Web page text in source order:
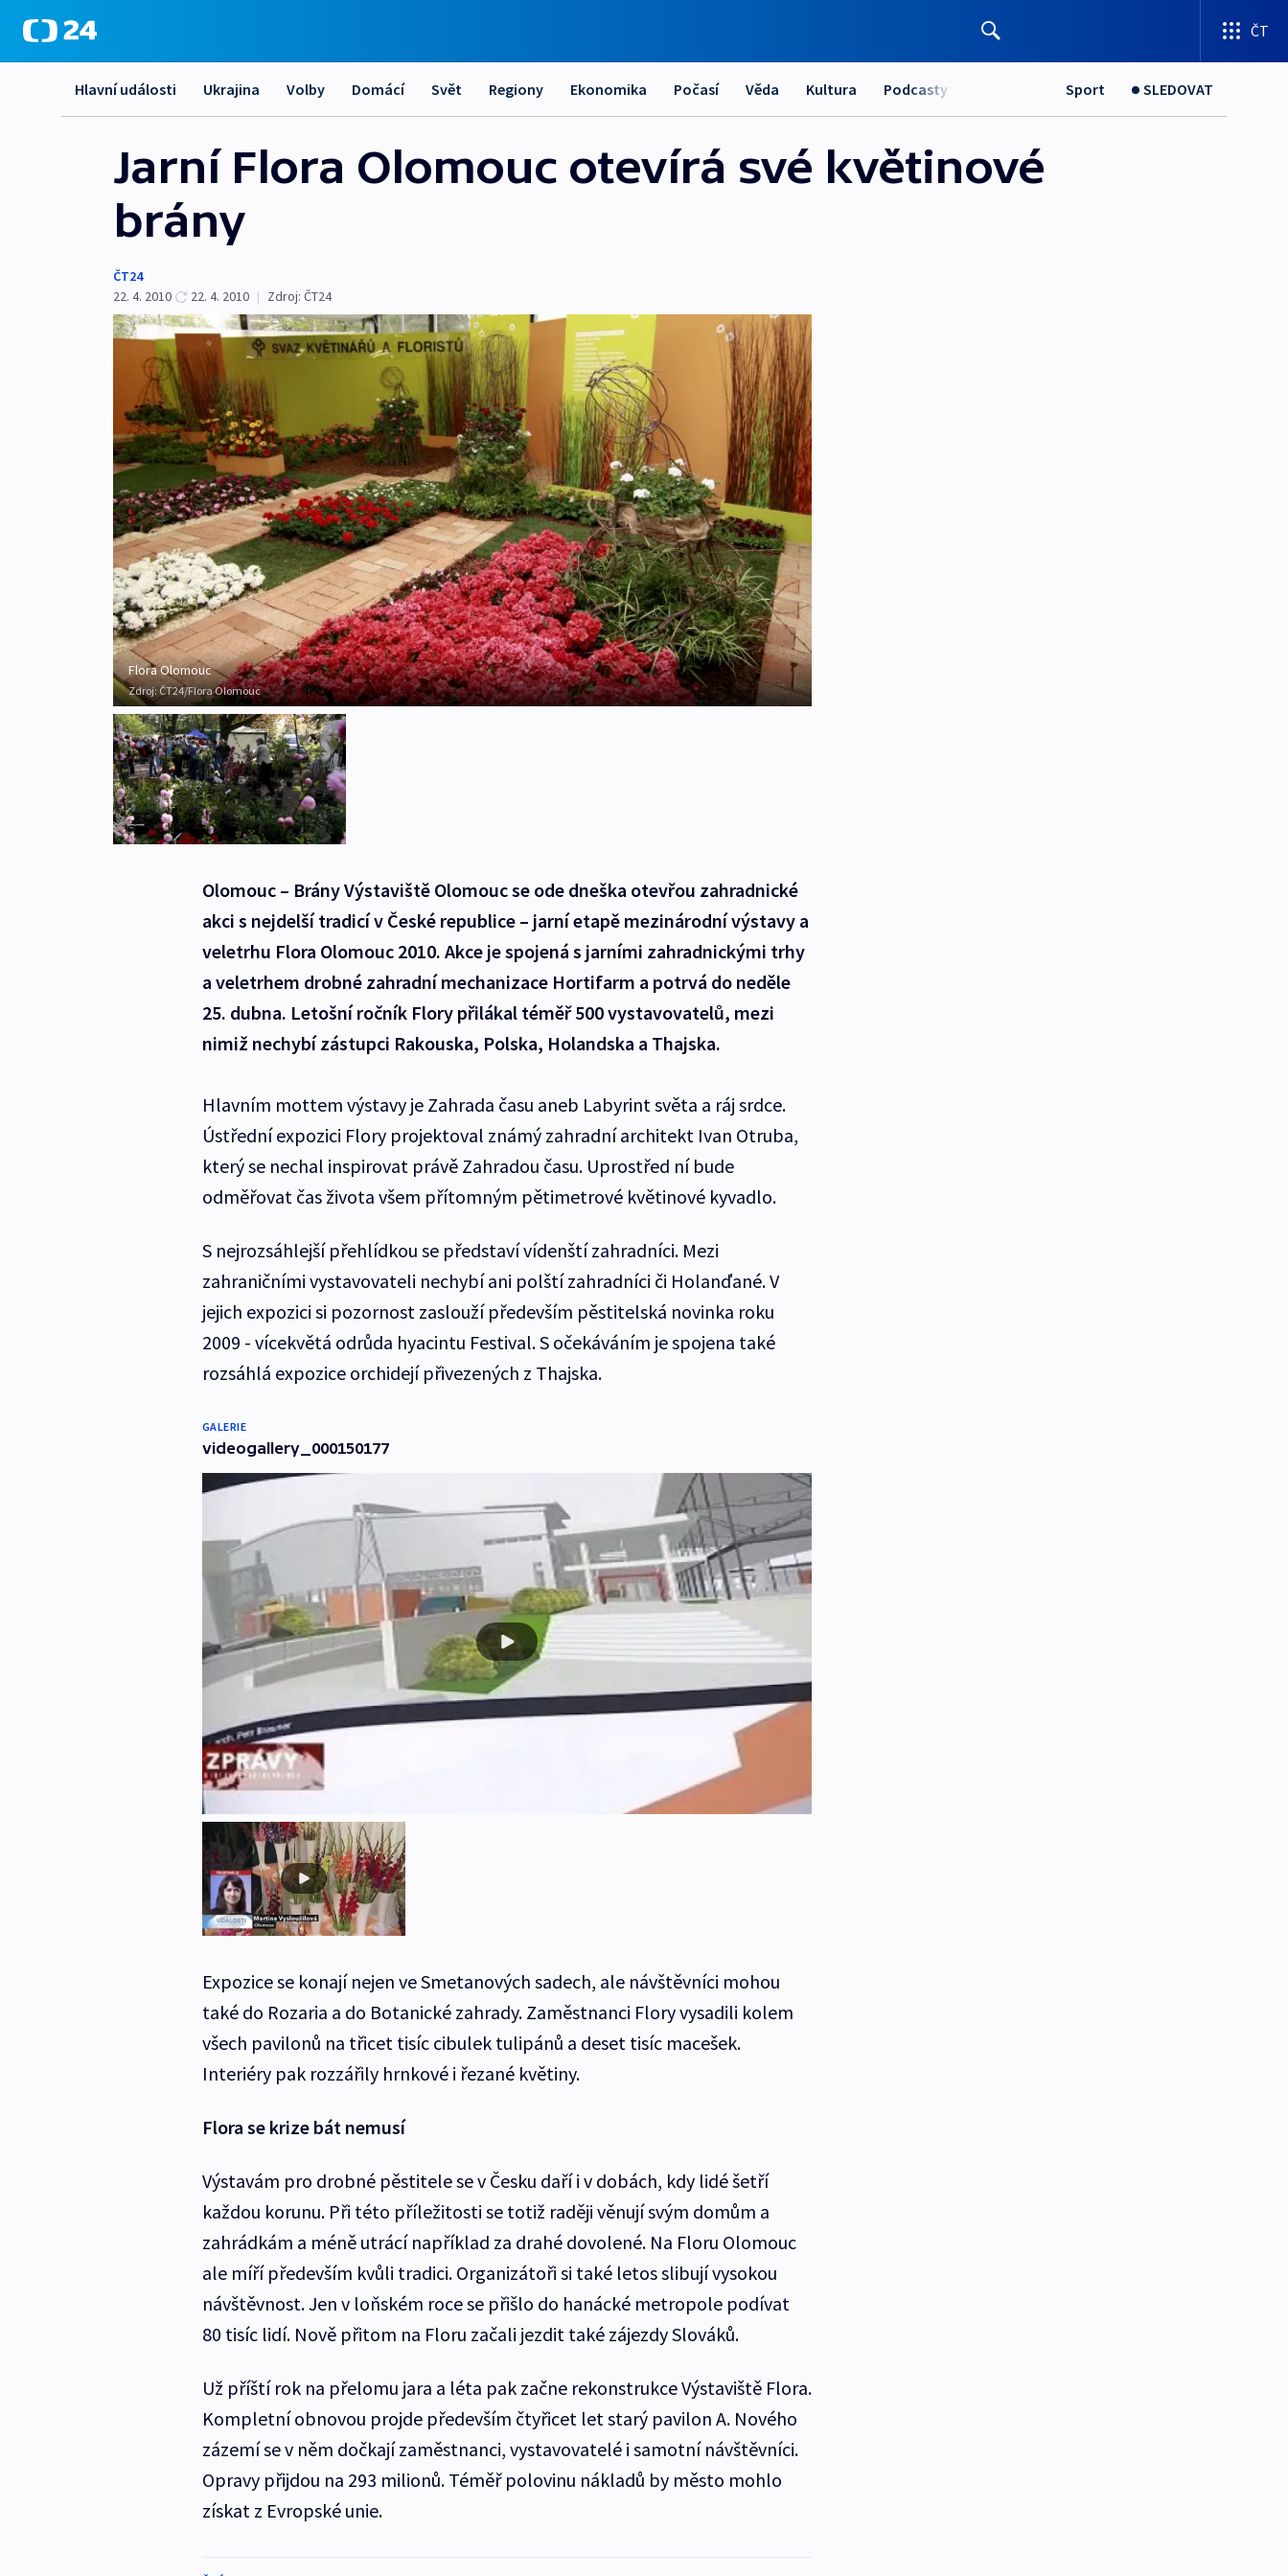
ČT
Hlavní události Ukrajina Volby Domácí Svět Regiony Ekonomika Počasí Věda Kultura Podcasty Sport SLEDOVAT
Jarní Flora Olomouc otevírá své květinové
brány
ČT24
22. 4. 2010
22. 4. 2010 | Zdroj: ČT24
Flora Olomouc
Zdroj:ČT24/Flora Olomouc
Olomouc – Brány Výstaviště Olomouc se ode dneška otevřou zahradnické
akci s nejdelší tradicí v České republice – jarní etapě mezinárodní výstavy a
veletrhu Flora Olomouc 2010. Akce je spojená s jarními zahradnickými trhy
a veletrhem drobné zahradní mechanizace Hortifarm a potrvá do neděle
25. dubna. Letošní ročník Flory přilákal téměř 500 vystavovatelů, mezi
nimiž nechybí zástupci Rakouska, Polska, Holandska a Thajska.
Hlavním mottem výstavy je Zahrada času aneb Labyrint světa a ráj srdce.
Ústřední expozici Flory projektoval známý zahradní architekt Ivan Otruba,
který se nechal inspirovat právě Zahradou času. Uprostřed ní bude
odměřovat čas života všem přítomným pětimetrové květinové kyvadlo.
S nejrozsáhlejší přehlídkou se představí vídenští zahradníci. Mezi
zahraničními vystavovateli nechybí ani polští zahradníci či Holanďané. V
jejich expozici si pozornost zaslouží především pěstitelská novinka roku
2009 - vícekvětá odrůda hyacintu Festival. S očekáváním je spojena také
rozsáhlá expozice orchidejí přivezených z Thajska.
GALERIE
videogallery_000150177
Expozice se konají nejen ve Smetanových sadech, ale návštěvníci mohou
také do Rozaria a do Botanické zahrady. Zaměstnanci Flory vysadili kolem
všech pavilonů na třicet tisíc cibulek tulipánů a deset tisíc macešek.
Interiéry pak rozzářily hrnkové i řezané květiny.
Flora se krize bát nemusí
Výstavám pro drobné pěstitele se v Česku daří i v dobách, kdy lidé šetří
každou korunu. Při této příležitosti se totiž raději věnují svým domům a
zahrádkám a méně utrácí například za drahé dovolené. Na Floru Olomouc
ale míří především kvůli tradici. Organizátoři si také letos slibují vysokou
návštěvnost. Jen v loňském roce se přišlo do hanácké metropole podívat
80 tisíc lidí. Nově přitom na Floru začali jezdit také zájezdy Slováků.
Už příští rok na přelomu jara a léta pak začne rekonstrukce Výstaviště Flora.
Kompletní obnovou projde především čtyřicet let starý pavilon A. Nového
zázemí se v něm dočkají zaměstnanci, vystavovatelé i samotní návštěvníci.
Opravy přijdou na 293 milionů. Téměř polovinu nákladů by město mohlo
získat z Evropské unie.